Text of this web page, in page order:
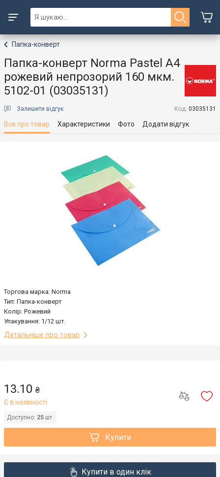
Папка-конверт
Папка-конверт Norma Pastel A4
рожевий непрозорий 160 мкм.
5102-01 (03035131)
Залишити відгук Код: 03035131
Все про товар Характеристики Фото Додати відгук
Торгова марка: Norma
Тип: Папка-конверт
Колір: Рожевий
Упакування: 1/12 шт.
Детальніше про товар
13.10 ₴
Є в наявності
Доступно: 25 шт.
Купити
Купити в один клік